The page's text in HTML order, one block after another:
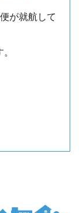
が就航して